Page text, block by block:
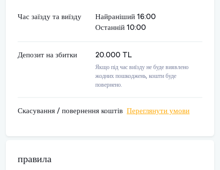
Час заїзду та виїзду
Найраніший 16:00
Останній 10:00
Депозит на збитки 20.000 TL
Якщо під час виїзду не буде виявлено
жодних пошкоджень, кошти буде
повернено.
Скасування / повернення коштів Переглянути умови
правила